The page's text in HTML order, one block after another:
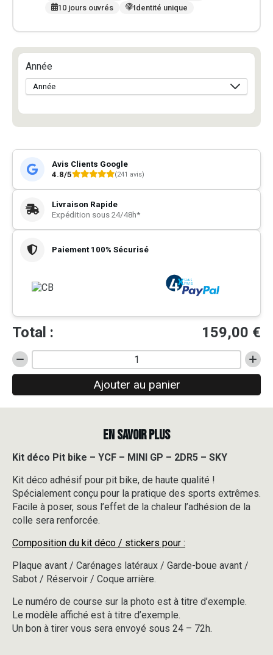
10 jours ouvrés
Identité unique
Année
Avis Clients Google
4.8/5
(241 avis)
Livraison Rapide
Expédition sous 24/48h*
Paiement 100% Sécurisé
Total : 159,00 €
quantité
de
déco
Pit
-
GP
-
2DR5
SKY
Ajouter au panier
EN SAVOIR PLUS
Kit déco Pit bike – YCF – MINI GP – 2DR5 – SKY
Kit déco adhésif pour pit bike, de haute qualité !
Spécialement conçu pour la pratique des sports extrêmes.
Facile à poser, sous l’effet de la chaleur l’adhésion de la
colle sera renforcée.
Composition du kit déco / stickers pour :
Plaque avant / Carénages latéraux / Garde-boue avant /
Sabot / Réservoir / Coque arrière.
Le numéro de course sur la photo est à titre d’exemple.
Le modèle affiché est à titre d’exemple.
Un bon à tirer vous sera envoyé sous 24 – 72h.